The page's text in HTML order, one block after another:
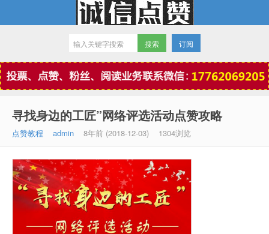
微信点赞
订阅
寻找身边的工匠”网络评选活动点赞攻略
点赞教程 admin 8年前 (2018-12-03) 1304浏览